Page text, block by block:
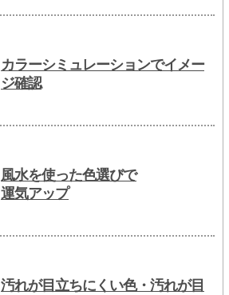
カラーシミュレーションでイメー
ジ確認
風水を使った色選びで
運気アップ
汚れが目立ちにくい色・汚れが目